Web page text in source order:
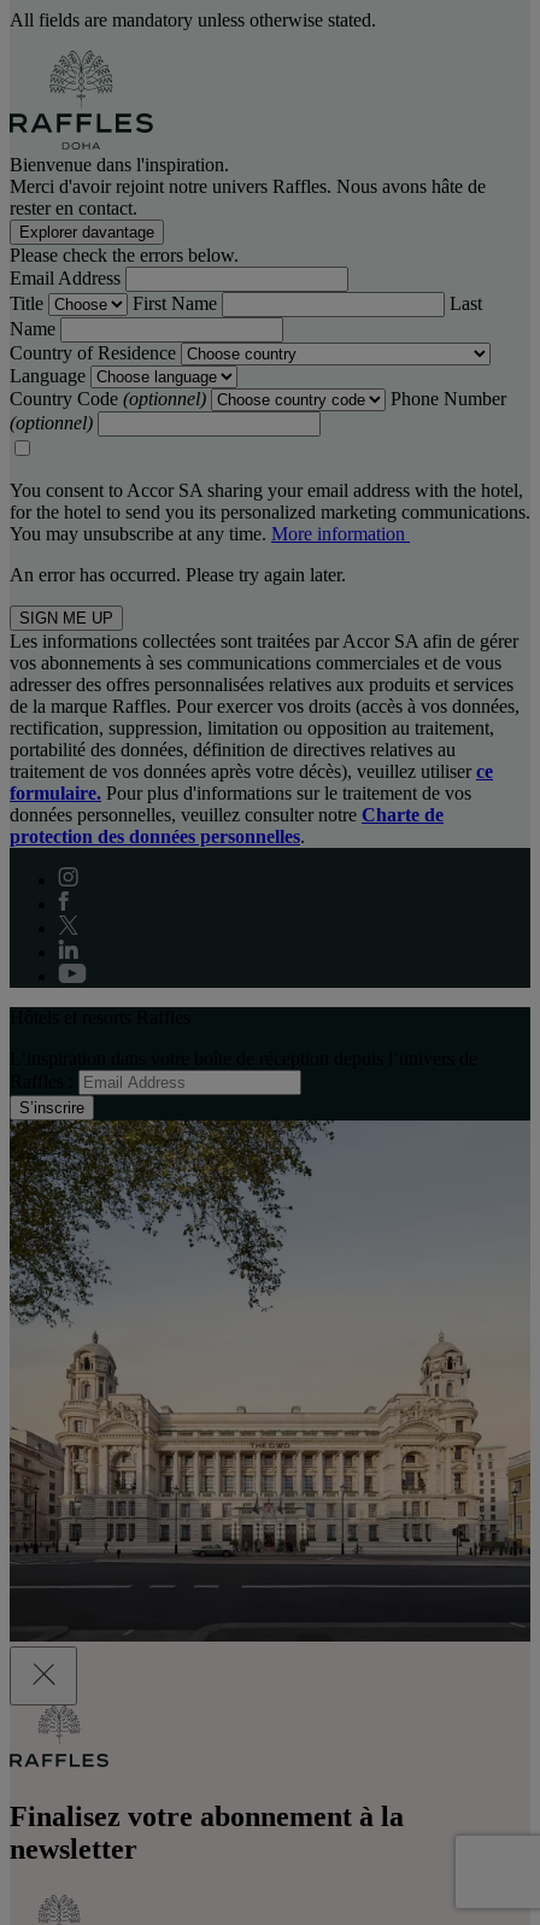
All fields are mandatory unless otherwise stated.
Bienvenue dans l'inspiration.
Merci d'avoir rejoint notre univers Raffles. Nous avons hâte de
rester en contact.
Explorer davantage
Please check the errors below.
Email Address
Title
First Name
Last
Name
Country of Residence
Language
Country Code (optionnel)
Phone Number
(optionnel)
You consent to Accor SA sharing your email address with the hotel,
for the hotel to send you its personalized marketing communications.
You may unsubscribe at any time. More information
An error has occurred. Please try again later.
SIGN ME UP
Les informations collectées sont traitées par Accor SA afin de gérer
vos abonnements à ses communications commerciales et de vous
adresser des offres personnalisées relatives aux produits et services
de la marque Raffles. Pour exercer vos droits (accès à vos données,
rectification, suppression, limitation ou opposition au traitement,
portabilité des données, définition de directives relatives au
traitement de vos données après votre décès), veuillez utiliser ce
formulaire. Pour plus d'informations sur le traitement de vos
données personnelles, veuillez consulter notre Charte de
protection des données personnelles.
S’inscrire
Finalisez votre abonnement à la
newsletter